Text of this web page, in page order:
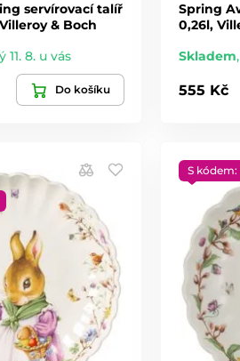
servírovací talíř
& Boch
11. 8. u vás
Do košíku
Spring
0,26l,
Skladem
555 Kč
S kódem: